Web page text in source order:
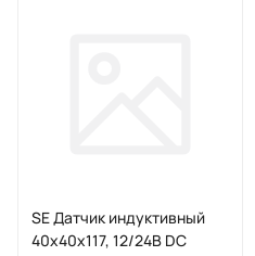
SE Датчик индуктивный
40х40х117, 12/24В DC